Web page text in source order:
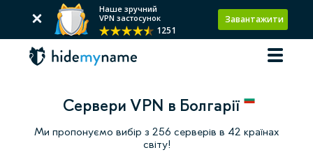
Наше зручний
VPN застосунок
1251
Завантажити
Сервери VPN в Болгарії
Ми пропонуємо вибір з 256 серверів в 42 країнах
світу!